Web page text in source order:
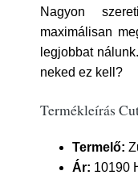
Nagyon
maximálisan
legjobbat
neked ez kell?
Termékleírás
Termelő:
Ár: 10190